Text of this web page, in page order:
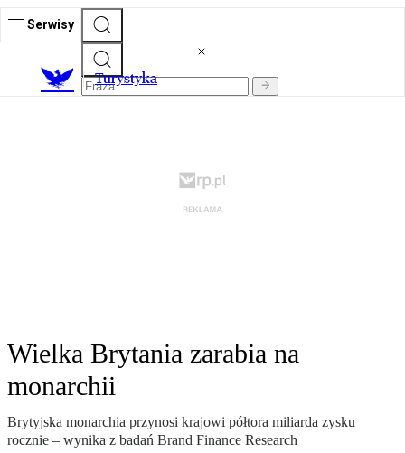
Serwisy
Turystyka
Wielka Brytania zarabia na
monarchii
Brytyjska monarchia przynosi krajowi półtora miliarda zysku
rocznie – wynika z badań Brand Finance Research